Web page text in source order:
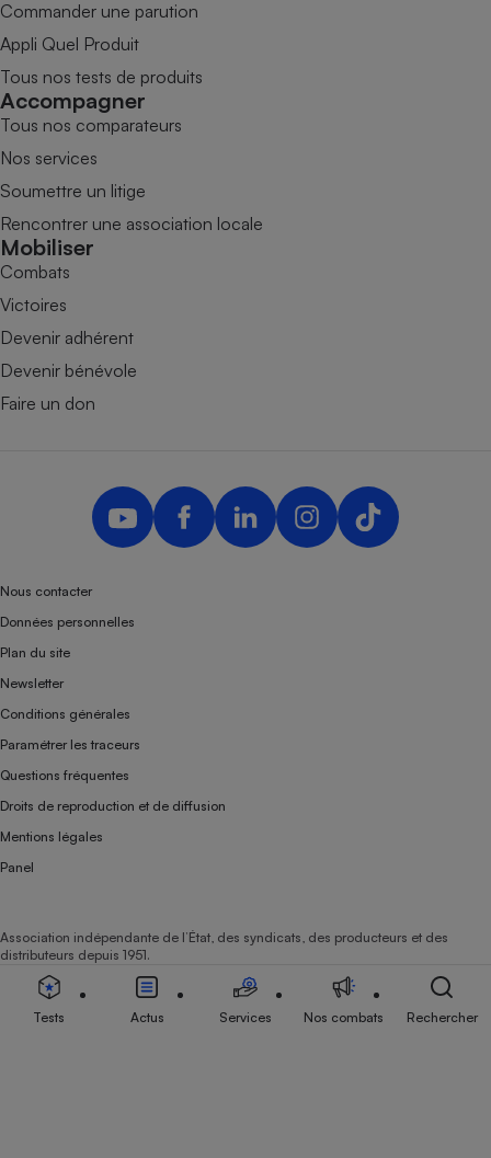
Commander une parution
Appli Quel Produit
Tous nos tests de produits
Accompagner
Tous nos comparateurs
Nos services
Soumettre un litige
Rencontrer une association locale
Mobiliser
Combats
Victoires
Devenir adhérent
Devenir bénévole
Faire un don
Nous contacter
Données personnelles
Plan du site
Newsletter
Conditions générales
Paramétrer les traceurs
Questions fréquentes
Droits de reproduction et de diffusion
Mentions légales
Panel
Association indépendante de l’État, des syndicats, des producteurs et des
distributeurs depuis 1951.
Tests Actus Services Nos combats Rechercher